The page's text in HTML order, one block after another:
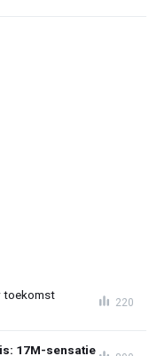
toekomst
220
17M-sensatie